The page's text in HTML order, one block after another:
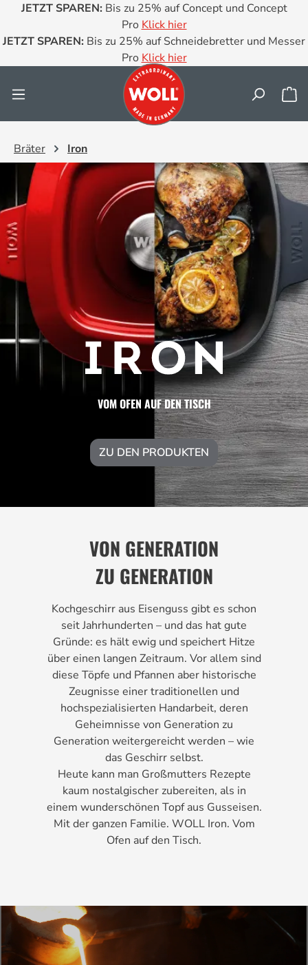
Zum Hauptinhalt springen
JETZT SPAREN: Bis zu 25% auf Concept und Concept
Pro Klick hier
JETZT SPAREN: Bis zu 25% auf Schneidebretter und Messer
Pro Klick hier
Bräter Iron
VOM OFEN AUF DEN TISCH
ZU DEN PRODUKTEN
VON GENERATION
ZU GENERATION
Kochgeschirr aus Eisenguss gibt es schon
seit Jahrhunderten – und das hat gute
Gründe: es hält ewig und speichert Hitze
über einen langen Zeitraum. Vor allem sind
diese Töpfe und Pfannen aber historische
Zeugnisse einer traditionellen und
hochspezialisierten Handarbeit, deren
Geheimnisse von Generation zu
Generation weitergereicht werden – wie
das Geschirr selbst.
Heute kann man Großmutters Rezepte
kaum nostalgischer zubereiten, als in
einem wunderschönen Topf aus Gusseisen.
Mit der ganzen Familie. WOLL Iron. Vom
Ofen auf den Tisch.